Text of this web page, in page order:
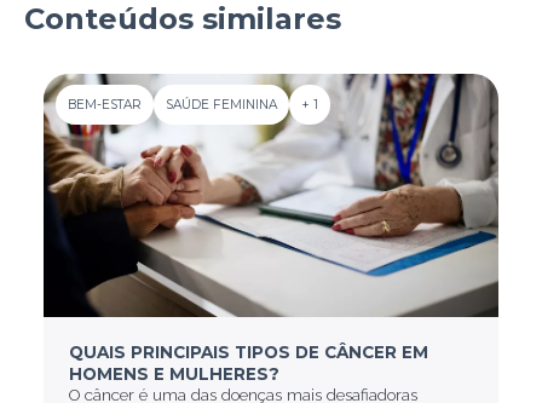
Conteúdos similares
BEM-ESTAR SAÚDE FEMININA + 1
QUAIS PRINCIPAIS TIPOS DE CÂNCER EM
HOMENS E MULHERES?
O câncer é uma das doenças mais desafiadoras